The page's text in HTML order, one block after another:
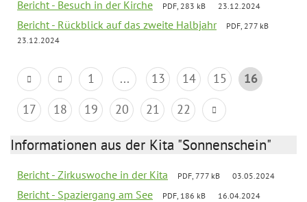
Bericht - Besuch in der Kirche PDF, 283 kB 23.12.2024
Bericht - Rückblick auf das zweite Halbjahr
PDF, 277 kB
23.12.2024
1 ... 13 14 15
16
17
18 19 20 21 22
Informationen aus der Kita "Sonnenschein"
Bericht - Zirkuswoche in der Kita PDF, 777 kB 03.05.2024
Bericht - Spaziergang am See PDF, 186 kB 16.04.2024